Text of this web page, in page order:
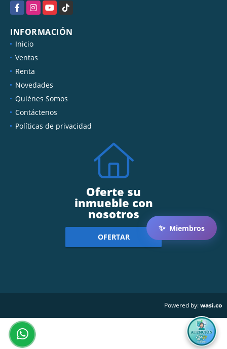
✨ Miembros
FacebookInstagramYouTubeTikTok
INFORMACIÓN
Inicio
Ventas
Renta
Novedades
Quiénes Somos
Contáctenos
Políticas de privacidad
Oferte su
inmueble con
nosotros
OFERTAR
Powered by:wasi.co